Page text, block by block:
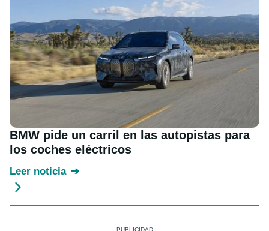
BMW pide un carril en las autopistas para
los coches eléctricos
Leer noticia